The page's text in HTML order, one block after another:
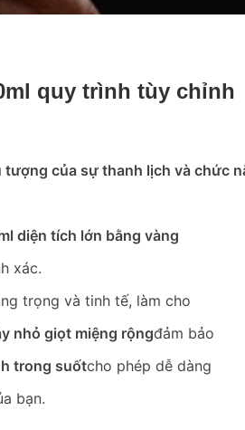
quy trình tùy chỉnh
của sự thanh lịch và chức
diện tích lớn bằng vàng
xác.
trọng và tinh tế, làm cho
nhỏ giọt miệng rộngđảm bảo
trong suốtcho phép dễ dàng
bạn.